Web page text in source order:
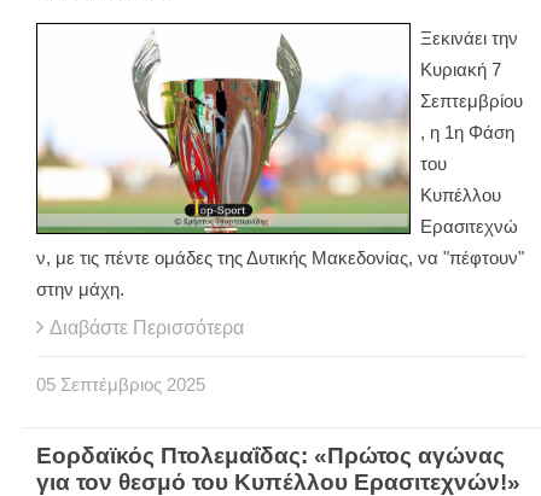
Ξεκινάει την
Κυριακή 7
Σεπτεμβρίου
, η 1η Φάση
του
Κυπέλλου
Ερασιτεχνώ
ν, με τις πέντε ομάδες της Δυτικής Μακεδονίας, να "πέφτουν"
στην μάχη.
Διαβάστε Περισσότερα
05 Σεπτέμβριος 2025
Εορδαϊκός Πτολεμαΐδας: «Πρώτος αγώνας
για τον θεσμό του Κυπέλλου Ερασιτεχνών!»